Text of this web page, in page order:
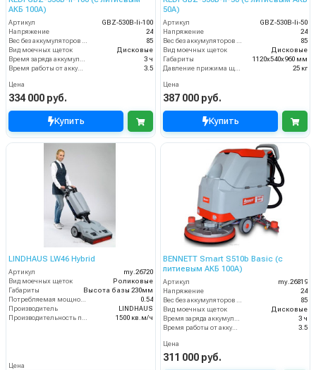
АКБ 100А)
Артикул
GBZ-530B-li-100
Напряжение
24
Вес без аккумуляторов (кг)
85
Вид моечных щеток
Дисковые
Время заряда аккумуляторов
3 ч
Время работы от аккумуляторов (ч)
3.5
Цена
334 000 руб.
Купить
50А)
Артикул
GBZ-530B-li-50
Напряжение
24
Вес без аккумуляторов (кг)
85
Вид моечных щеток
Дисковые
Габариты
1120х540х960 мм
Давление прижима щеток
25 кг
Цена
387 000 руб.
Купить
LINDHAUS LW46 Hybrid
Артикул
my.26720
Вид моечных щеток
Роликовые
Габариты
Высота базы 230мм
0.54
Производитель
LINDHAUS
1500 кв.м/ч
Цена
BENNETT Smart S510b Basic (с
литиевым АКБ 100А)
Артикул
my.26819
Напряжение
24
85
Вид моечных щеток
Дисковые
3 ч
Время работы от аккумуляторов (ч)
3.5
Цена
311 000 руб.